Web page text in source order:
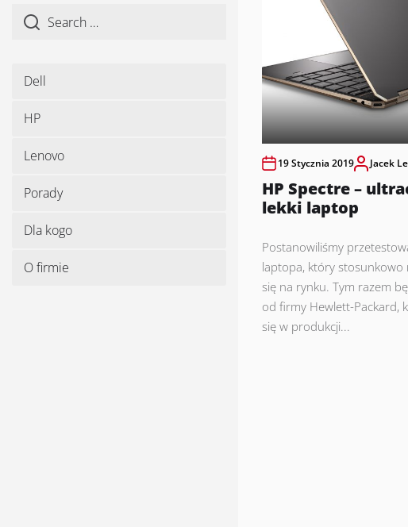
Dell
HP
Lenovo
Porady
Dla kogo
O firmie
19 Stycznia 2019 Jacek
HP Spectre –
lekki laptop
Postanowiliśmy
laptopa, który stosunkowo
się na rynku. Tym razem
od firmy Hewlett-Packard,
się w produkcji...